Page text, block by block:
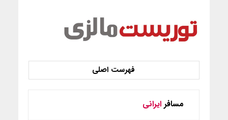
مسافر ایرانی